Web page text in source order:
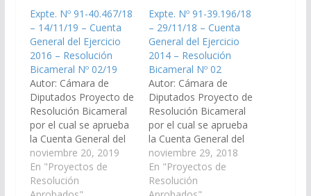
Expte. Nº 91-40.467/18
– 14/11/19 – Cuenta
General del Ejercicio
2016 – Resolución
Bicameral Nº 02/19
Autor: Cámara de
Diputados Proyecto de
Resolución Bicameral
por el cual se aprueba
la Cuenta General del
Ejercicio 2016. (Expte.
Nº 91-40.467/18, a la
Comisión Bicameral
noviembre 20, 2019
En "Proyectos de
Resolución
Expte. Nº 91-39.196/18
– 29/11/18 – Cuenta
General del Ejercicio
2014 – Resolución
Bicameral Nº 02
Autor: Cámara de
Diputados Proyecto de
Resolución Bicameral
por el cual se aprueba
la Cuenta General del
Ejercicio 2014. (Expte.
Nº 91-39.196/18, a la
Comisión Economía,
noviembre 29, 2018
En "Proyectos de
Resolución